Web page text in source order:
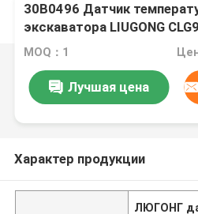
30B0496 Датчик
экскаватора LIUGONG
CLG915C / CLG915D、
MOQ：1
Лучшая цена
Характер продукции
ЛЮГОНГ